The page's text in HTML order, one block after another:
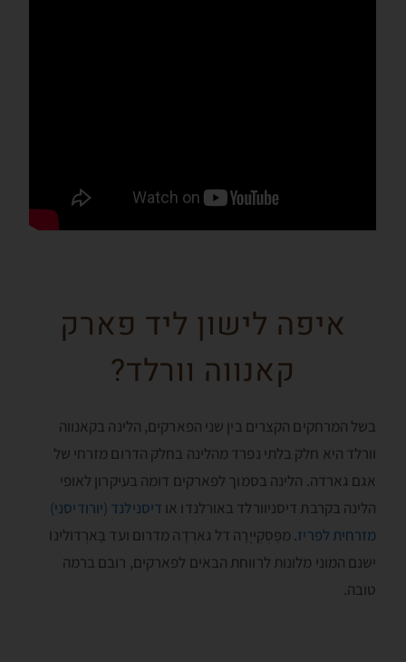
איפה לישון ליד פארק
קאנווה וורלד?
בשל המרחקים הקצרים בין שני הפארקים, הלינה בקאנווה
וורלד היא חלק בלתי נפרד מהלינה בחלק הדרום מזרחי של
אגם גארדה. הלינה בסמוך לפארקים דומה בעיקרון לאופי
הלינה בקרבת דיסניוורלד באורלנדו או דיסנילנד (יורודיסני)
מזרחית לפריז. מפֶּסְקְייֶרָה דל גארְדָה מדרום ועד בָּארְדוֺלינוֺ
ישנם המוני מלונות לרווחת הבאים לפארקים, רובם ברמה
טובה.